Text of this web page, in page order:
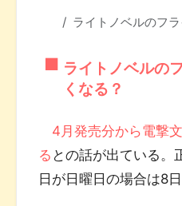
ライトノベルのフ
ライトノベルの
くなる？
4月発売分から電撃
る との話が出ている。
日が日曜日の場合は8日